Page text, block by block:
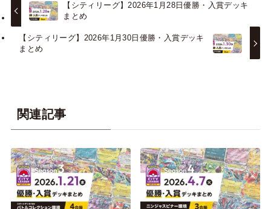
【シティリーグ】2026年1月28日優勝・入賞デッキ
まとめ
【シティリーグ】2026年1月30日優勝・入賞デッキ
まとめ
関連記事